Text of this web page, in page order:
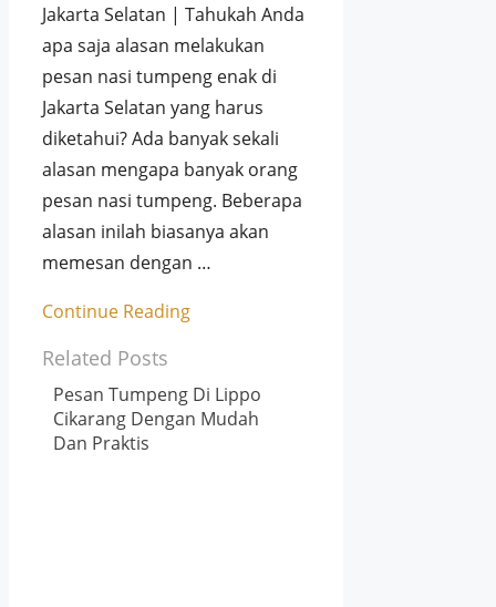
Jakarta Selatan | Tahukah Anda
apa saja alasan melakukan
pesan nasi tumpeng enak di
Jakarta Selatan yang harus
diketahui? Ada banyak sekali
alasan mengapa banyak orang
pesan nasi tumpeng. Beberapa
alasan inilah biasanya akan
memesan dengan …
Continue Reading
Related Posts
Pesan Tumpeng Di Lippo
Cikarang Dengan Mudah
Dan Praktis